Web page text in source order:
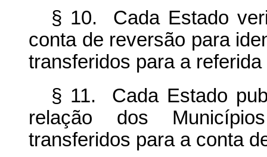
§ 10. Cada Estado
conta de reversão para
transferidos para a referida
§ 11. Cada Estado
relação dos
transferidos para a conta